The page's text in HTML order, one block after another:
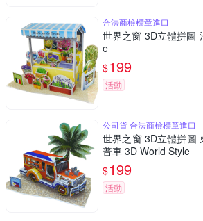
合法商檢標章進口
世界之窗 3D立體拼圖
e
$199
活動
公司貨 合法商檢標章進口
世界之窗 3D立體拼圖
普車 3D World Style
$199
活動